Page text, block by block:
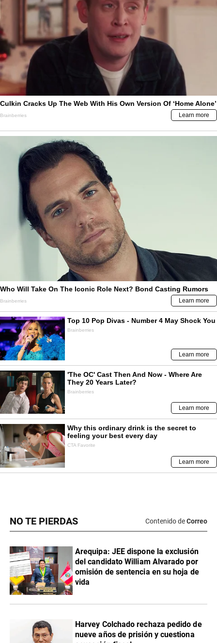
NO TE PIERDAS Contenido deCorreo
​Arequipa: JEE dispone la exclusión
del candidato William Alvarado por
omisión de sentencia en su hoja de
vida
Harvey Colchado rechaza pedido de
nueve años de prisión y cuestiona